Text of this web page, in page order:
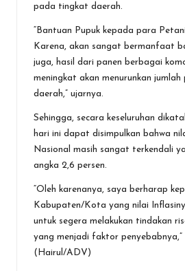
pada tingkat daerah.
“Bantuan Pupuk kepada para
Karena, akan sangat bermanfaat
juga, hasil dari panen berbagai
meningkat akan menurunkan jumlah
daerah,” ujarnya.
Sehingga, secara keseluruhan
hari ini dapat disimpulkan bahwa
Nasional masih sangat terkendali
angka 2,6 persen.
“Oleh karenanya, saya berharap
Kabupaten/Kota yang nilai
untuk segera melakukan tindakan
yang menjadi faktor
(Hairul/ADV)